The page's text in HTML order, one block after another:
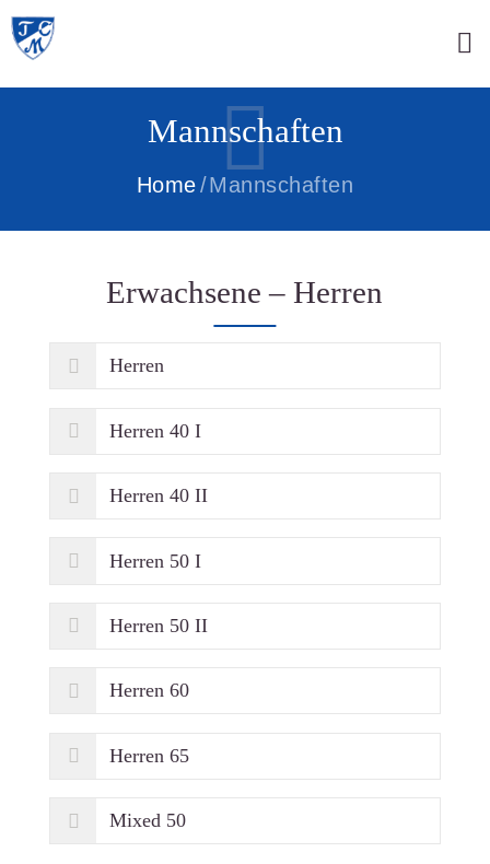
Mannschaften
Home Mannschaften
Erwachsene – Herren
Herren
Herren 40 I
Herren 40 II
Herren 50 I
Herren 50 II
Herren 60
Herren 65
Mixed 50